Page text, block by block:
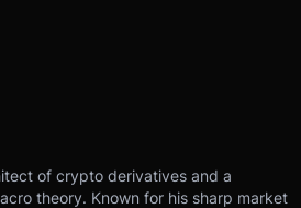
of crypto derivatives and a
theory. Known for his sharp market